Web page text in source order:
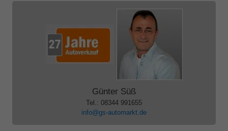
Günter Süß
Tel.: 08344 991655
info@gs-automarkt.de